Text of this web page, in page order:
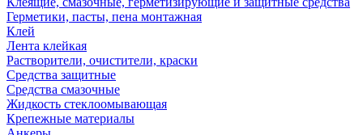
Герметики, пасты, пена монтажная
Клей
Лента клейкая
Растворители, очистители, краски
Средства защитные
Средства смазочные
Жидкость стеклоомывающая
Крепежные материалы